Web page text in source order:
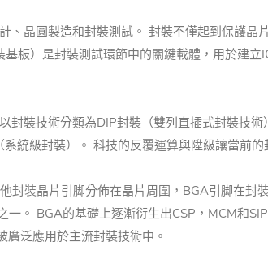
晶圓製造和封裝測試。 封裝不僅起到保護
板）是封裝測試環節中的關鍵載體，用於建
裝技術分類為DIP封裝（雙列直插式封裝技
統級封裝）。 科技的反覆運算與陞級讓當前
封裝晶片引脚分佈在晶片周圍，BGA引脚在
。 BGA的基礎上逐漸衍生出CSP，MCM和
泛應用於主流封裝技術中。